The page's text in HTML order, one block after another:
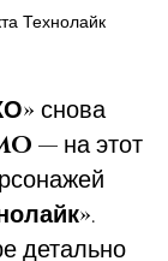
Технолайк
снова
— на этот
.
детально